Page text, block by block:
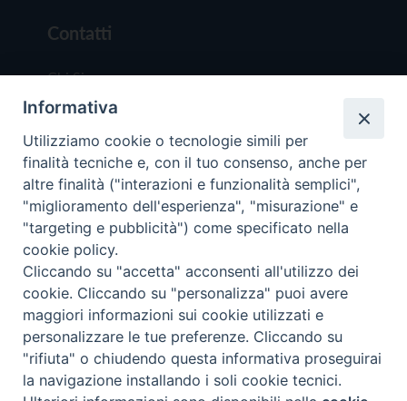
Contatti
Chi Siamo
Redazione
Scrivici
Copyright © 2019 - Tutti i diritti riservati - Vita
Trentina Editrice
Privacy Policy
Torna
Informativa
Utilizziamo cookie o tecnologie simili per
finalità tecniche e, con il tuo consenso, anche per
altre finalità ("interazioni e funzionalità semplici",
"miglioramento dell'esperienza", "misurazione" e
"targeting e pubblicità") come specificato nella
cookie policy.
Cliccando su "accetta" acconsenti all'utilizzo dei
cookie. Cliccando su "personalizza" puoi avere
maggiori informazioni sui cookie utilizzati e
personalizzare le tue preferenze. Cliccando su
"rifiuta" o chiudendo questa informativa proseguirai
la navigazione installando i soli cookie tecnici.